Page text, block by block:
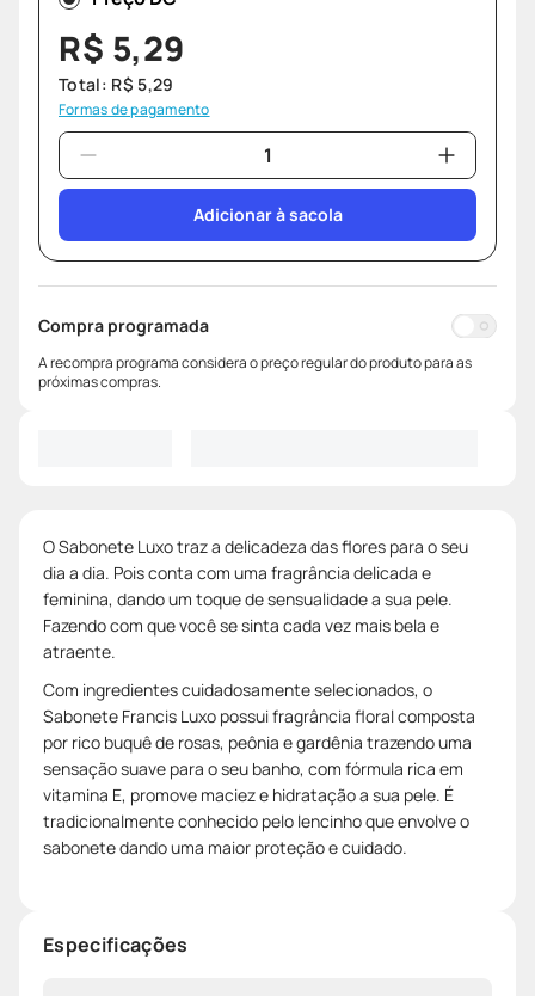
R$ 5,29
Total: R$ 5,29
Formas de pagamento
Adicionar à sacola
Compra programada
A recompra programa considera o preço regular do produto para as
próximas compras.
O Sabonete Luxo traz a delicadeza das flores para o seu
dia a dia. Pois conta com uma fragrância delicada e
feminina, dando um toque de sensualidade a sua pele.
Fazendo com que você se sinta cada vez mais bela e
atraente.
Com ingredientes cuidadosamente selecionados, o
Sabonete Francis Luxo possui fragrância floral composta
por rico buquê de rosas, peônia e gardênia trazendo uma
sensação suave para o seu banho, com fórmula rica em
vitamina E, promove maciez e hidratação a sua pele. É
tradicionalmente conhecido pelo lencinho que envolve o
sabonete dando uma maior proteção e cuidado.
Especificações